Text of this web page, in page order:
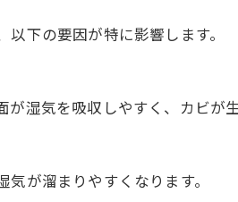
下の要因が特に影響します。
湿気を吸収しやすく、カビが
が溜まりやすくなります。